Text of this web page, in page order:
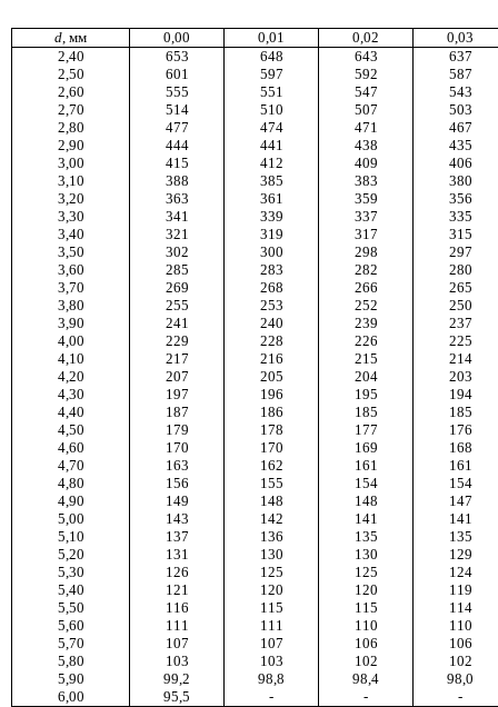
d, мм 0,00 0,01 0,02
0,03
2,40
653 648 643
637
2,50
601 597 592
587
2,60
555 551 547
543
2,70
514 510 507
503
2,80
477 474 471
467
2,90
444 441 438
435
3,00
415 412 409
406
3,10
388 385 383
380
3,20
363 361 359
356
3,30
341 339 337
335
3,40
321 319 317
315
3,50
302 300 298
297
3,60
285 283 282
280
3,70
269 268 266
265
3,80
255 253 252
250
3,90
241 240 239
237
4,00
229 228 226
225
4,10
217 216 215
214
4,20
207 205 204
203
4,30
197 196 195
194
4,40
187 186 185
185
4,50
179 178 177
176
4,60
170 170 169
168
4,70
163 162 161
161
4,80
156 155 154
154
4,90
149 148 148
147
5,00
143 142 141
141
5,10
137 136 135
135
5,20
131 130 130
129
5,30
126 125 125
124
5,40
121 120 120
119
5,50
116 115 115
114
5,60
111 111 110
110
5,70
107 107 106
106
5,80
103 103 102
102
5,90
99,2 98,8 98,4
98,0
6,00
95,5 - - -